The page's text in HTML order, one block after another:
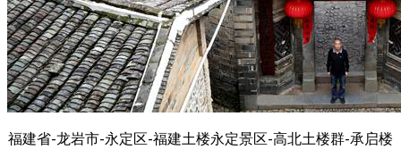
福建省-龙岩市-永定区-福建土楼永定景区-高北土楼群-承启楼